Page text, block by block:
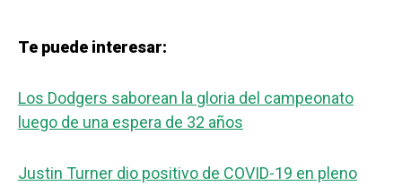
Te puede interesar:
Los Dodgers saborean la gloria del campeonato
luego de una espera de 32 años
Justin Turner dio positivo de COVID-19 en pleno